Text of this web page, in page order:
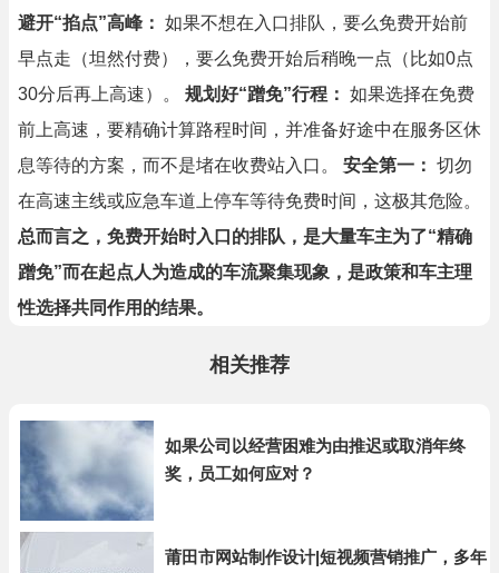
避开“掐点”高峰： 如果不想在入口排队，要么免费开始前
早点走（坦然付费），要么免费开始后稍晚一点（比如0点
30分后再上高速）。 规划好“蹭免”行程： 如果选择在免费
前上高速，要精确计算路程时间，并准备好途中在服务区休
息等待的方案，而不是堵在收费站入口。 安全第一： 切勿
在高速主线或应急车道上停车等待免费时间，这极其危险。
总而言之，免费开始时入口的排队，是大量车主为了“精确
蹭免”而在起点人为造成的车流聚集现象，是政策和车主理
性选择共同作用的结果。
相关推荐
如果公司以经营困难为由推迟或取消年终
奖，员工如何应对？
莆田市网站制作设计|短视频营销推广，多年